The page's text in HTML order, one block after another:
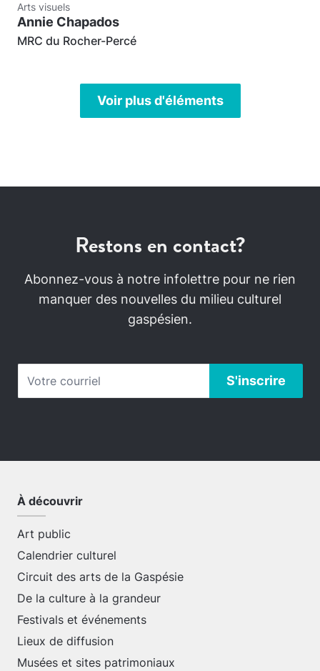
Arts visuels
Annie Chapados
MRC du Rocher-Percé
Voir plus d'éléments
Restons en contact?
Abonnez-vous à notre infolettre pour ne rien
manquer des nouvelles du milieu culturel
gaspésien.
À découvrir
Art public
Calendrier culturel
Circuit des arts de la Gaspésie
De la culture à la grandeur
Festivals et événements
Lieux de diffusion
Musées et sites patrimoniaux